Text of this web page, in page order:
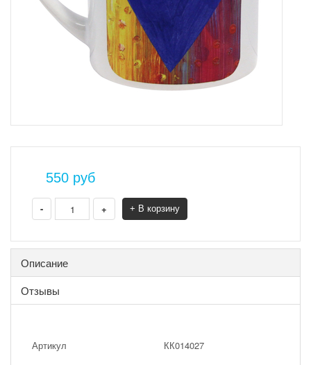
550 руб
- + + В корзину
Описание
Отзывы
Артикул КК014027